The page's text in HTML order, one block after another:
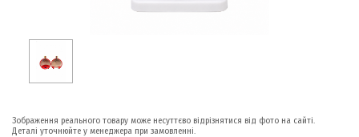
Зображення реального товару може несуттєво відрізнятися від фото на сайті.
Деталі уточнюйте у менеджера при замовленні.